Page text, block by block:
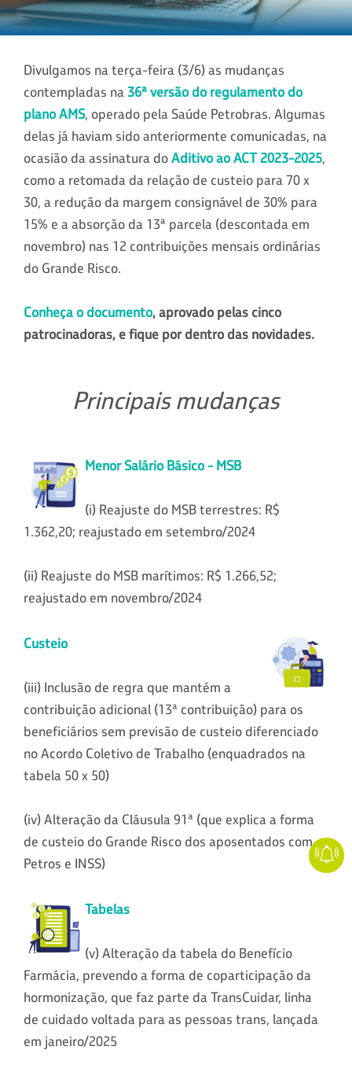
Divulgamos na terça-feira (3/6) as mudanças
contempladas na 36ª versão do regulamento do
plano AMS, operado pela Saúde Petrobras. Algumas
delas já haviam sido anteriormente comunicadas, na
ocasião da assinatura doAditivo ao ACT 2023-2025,
como a retomada da relação de custeio para 70 x
30, a redução da margem consignável de 30% para
15% e a absorção da 13ª parcela (descontada em
novembro) nas 12 contribuições mensais ordinárias
do Grande Risco.
Conheça o documento, aprovado pelas cinco
patrocinadoras, e fique por dentro das novidades.
Principais mudanças
Menor Salário Básico - MSB
(i) Reajuste do MSB terrestres: R$
1.362,20; reajustado em setembro/2024
(ii) Reajuste do MSB marítimos: R$ 1.266,52;
reajustado em novembro/2024
Custeio
(iii) Inclusão de regra que mantém a
contribuição adicional (13ª contribuição) para os
beneficiários sem previsão de custeio diferenciado
no Acordo Coletivo de Trabalho (enquadrados na
tabela 50 x 50)
(iv) Alteração da Cláusula 91ª (que explica a forma
de custeio do Grande Risco dos aposentados com
Petros e INSS)
Tabelas
(v) Alteração da tabela do Benefício
Farmácia, prevendo a forma de coparticipação da
hormonização, que faz parte da TransCuidar, linha
de cuidado voltada para as pessoas trans, lançada
em janeiro/2025